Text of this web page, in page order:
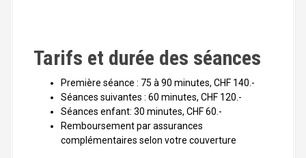
Tarifs et durée des séances
Première séance : 75 à 90 minutes, CHF 140.-
Séances suivantes : 60 minutes, CHF 120.-
Séances enfant: 30 minutes, CHF 60.-
Remboursement par assurances
complémentaires selon votre couverture